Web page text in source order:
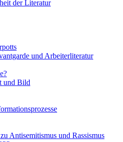
der Literatur
und Arbeiterliteratur
und Bild
Antisemitismus und Rassismus